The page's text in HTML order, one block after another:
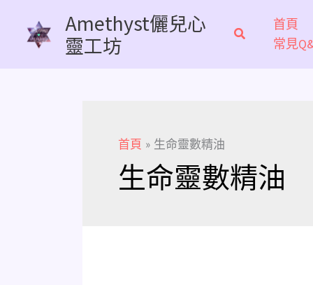
Amethyst儷兒心
靈工坊
首頁
常見
首頁 生命靈數精油
生命靈數精油